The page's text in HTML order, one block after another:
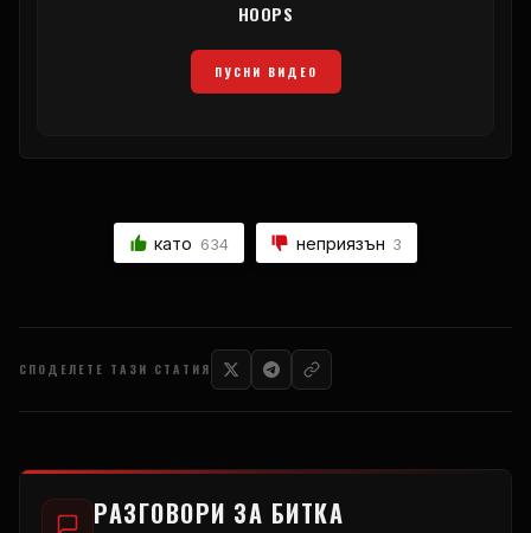
HOOPS
ПУСНИ ВИДЕО
като 634 неприязън 3
СПОДЕЛЕТЕ ТАЗИ СТАТИЯ
РАЗГОВОРИ ЗА БИТКА